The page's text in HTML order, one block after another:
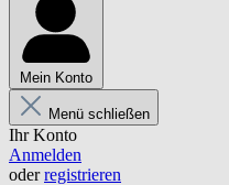
Mein Konto
Menü schließen
Ihr Konto
Anmelden
oderregistrieren